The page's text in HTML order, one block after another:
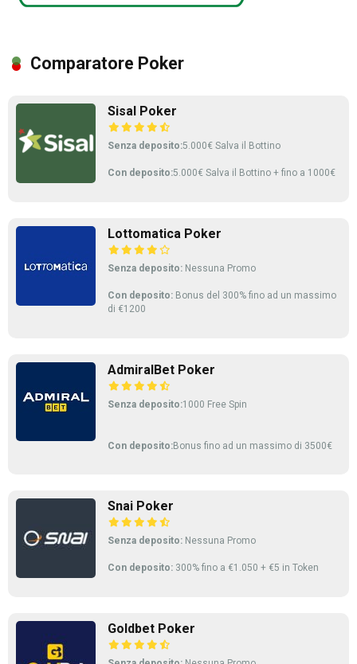
Comparatore Poker
Sisal Poker
Senza deposito:5.000€ Salva il Bottino
Con deposito:5.000€ Salva il Bottino + fino a 1000€
Lottomatica Poker
Senza deposito: Nessuna Promo
Con deposito: Bonus del 300% fino ad un massimo
di €1200
AdmiralBet Poker
Senza deposito:1000 Free Spin
Con deposito:Bonus fino ad un massimo di 3500€
Snai Poker
Senza deposito: Nessuna Promo
Con deposito: 300% fino a €1.050 + €5 in Token
Goldbet Poker